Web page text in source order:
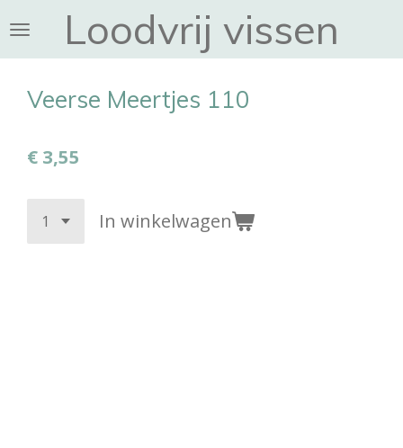
direct
naar
hoofdinhoud
Loodvrij vissen
Veerse Meertjes 110
€ 3,55
In winkelwagen